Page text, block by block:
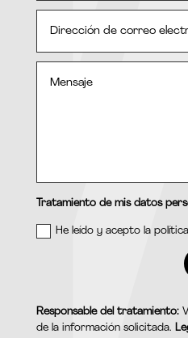
Tratamiento de mis datos
He leído y acepto la
Responsable del tratamiento:
de la información solicitada.